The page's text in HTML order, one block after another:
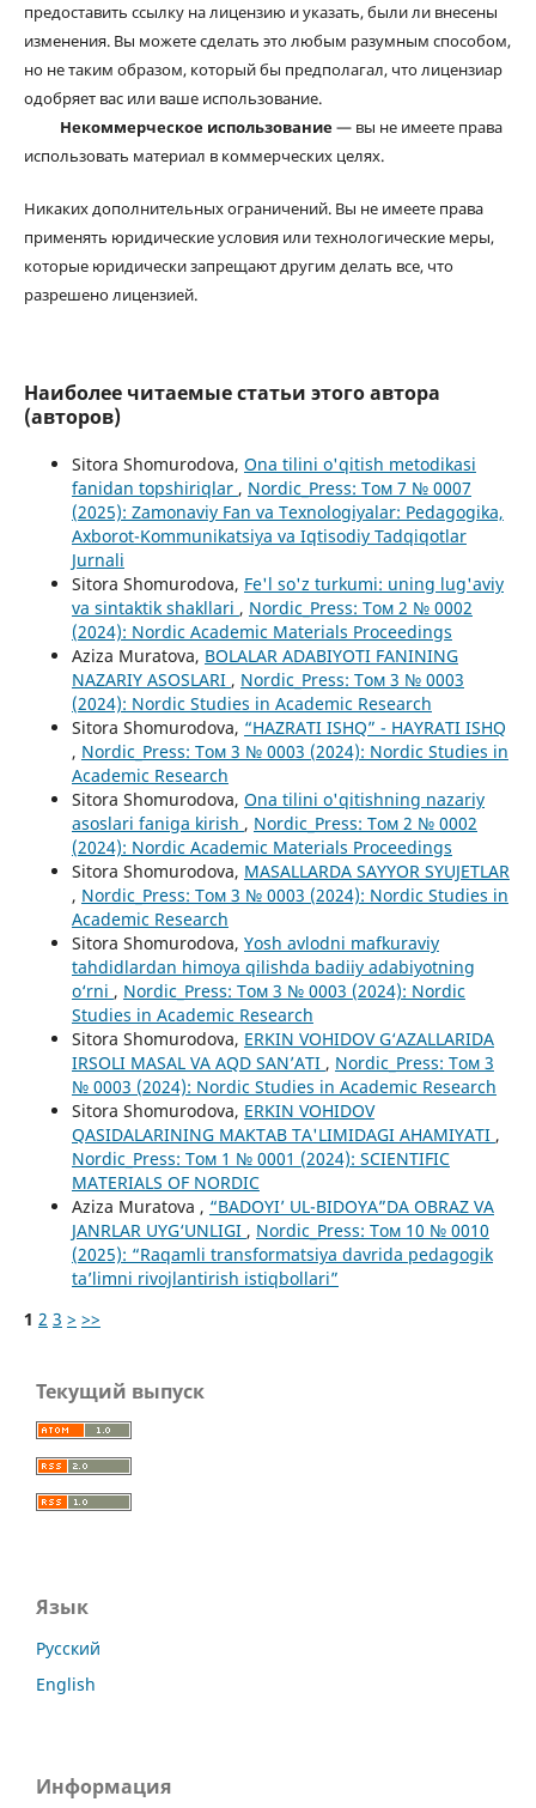
предоставить ссылку на лицензию и указать, были ли внесены
изменения. Вы можете сделать это любым разумным способом,
но не таким образом, который бы предполагал, что лицензиар
одобряет вас или ваше использование.
Некоммерческое использование— вы не имеете права
использовать материал в коммерческих целях.
Никаких дополнительных ограничений. Вы не имеете права
применять юридические условия или технологические меры,
которые юридически запрещают другим делать все, что
разрешено лицензией.
Наиболее читаемые статьи этого автора
(авторов)
Sitora Shomurodova, Ona tilini o'qitish metodikasi
fanidan topshiriqlar , Nordic_Press: Том 7 № 0007
(2025): Zamonaviy Fan va Texnologiyalar: Pedagogika,
Axborot-Kommunikatsiya va Iqtisodiy Tadqiqotlar
Jurnali
Sitora Shomurodova, Fe'l so'z turkumi: uning lug'aviy
va sintaktik shakllari , Nordic_Press: Том 2 № 0002
(2024): Nordic Academic Materials Proceedings
Aziza Muratova, BOLALAR ADABIYOTI FANINING
NAZARIY ASOSLARI , Nordic_Press: Том 3 № 0003
(2024): Nordic Studies in Academic Research
Sitora Shomurodova, “HAZRATI ISHQ” - HAYRATI ISHQ
, Nordic_Press: Том 3 № 0003 (2024): Nordic Studies in
Academic Research
Sitora Shomurodova, Ona tilini o'qitishning nazariy
asoslari faniga kirish , Nordic_Press: Том 2 № 0002
(2024): Nordic Academic Materials Proceedings
Sitora Shomurodova, MASALLARDA SAYYOR SYUJETLAR
, Nordic_Press: Том 3 № 0003 (2024): Nordic Studies in
Academic Research
Sitora Shomurodova, Yosh avlodni mafkuraviy
tahdidlardan himoya qilishda badiiy adabiyotning
o‘rni , Nordic_Press: Том 3 № 0003 (2024): Nordic
Studies in Academic Research
Sitora Shomurodova, ERKIN VOHIDOV G‘AZALLARIDA
IRSOLI MASAL VA AQD SAN’ATI , Nordic_Press: Том 3
№ 0003 (2024): Nordic Studies in Academic Research
Sitora Shomurodova, ERKIN VOHIDOV
QASIDALARINING MAKTAB TA'LIMIDAGI AHAMIYATI ,
Nordic_Press: Том 1 № 0001 (2024): SCIENTIFIC
MATERIALS OF NORDIC
Aziza Muratova , “BADOYI’ UL-BIDOYA”DA OBRAZ VA
JANRLAR UYG‘UNLIGI , Nordic_Press: Том 10 № 0010
(2025): “Raqamli transformatsiya davrida pedagogik
ta’limni rivojlantirish istiqbollari”
1 2 3 > >>
Текущий выпуск
Язык
Русский
English
Информация